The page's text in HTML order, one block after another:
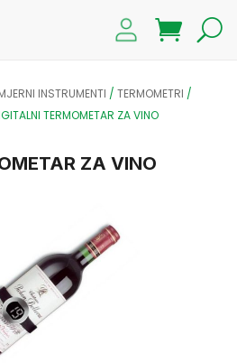
INSTRUMENTI /TERMOMETRI /
TERMOMETAR ZA VINO
ZA VINO